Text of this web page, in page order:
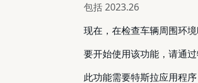
包括2023.26
现在，在检查车辆周围环
要开始使用该功能，请通
此功能需要特斯拉应用程